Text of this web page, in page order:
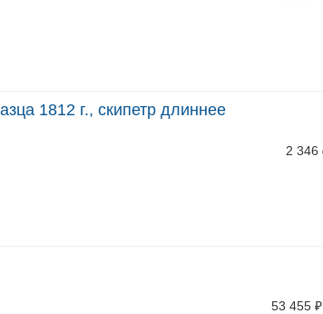
1812 г., скипетр длиннее
2 346
53 455 ₽